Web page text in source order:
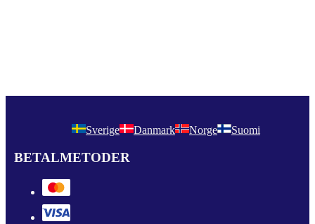
Sverige Danmark Norge Suomi
BETALMETODER